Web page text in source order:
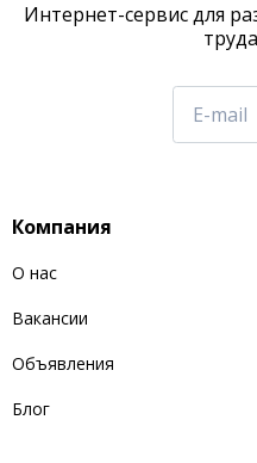
Интернет-сервис для
Компания
О нас
Вакансии
Объявления
Блог